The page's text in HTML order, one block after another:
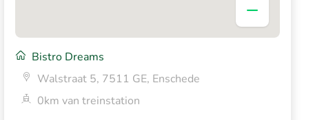
Bistro Dreams
Walstraat 5, 7511 GE, Enschede
0km van treinstation